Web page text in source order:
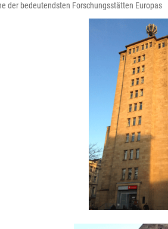
der bedeutendsten Forschungsstätten Europas